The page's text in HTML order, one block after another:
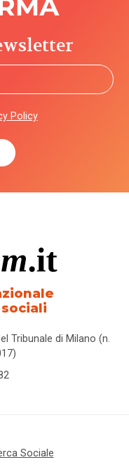
Policy
Tribunale di Milano (n.
Sociale